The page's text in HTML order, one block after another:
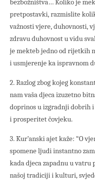
bezbožništva… Koliko je
pretpostavki, razmislite
važnosti vjere, duhovnosti,
zdravu duhovnost u vidu
je mekteb jedno od rijetkih
i usmjerenje ka ispravnom
2. Razlog zbog kojeg
nam vaša djeca izuzetno
doprinos u izgradnji dobrih
i prosperitet čovjeku.
3. Kur’anski ajet kaže: “O
spomene ljudi instantno
kada djeca zapadnu u vatru
našoj tradiciji i kulturi,